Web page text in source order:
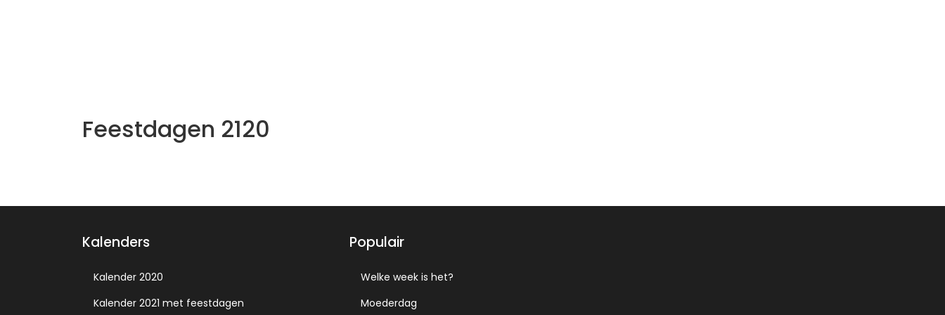
Feestdagen 2120
Kalenders
Kalender 2020
Kalender 2021 met feestdagen
Populair
Welke week is het?
Moederdag